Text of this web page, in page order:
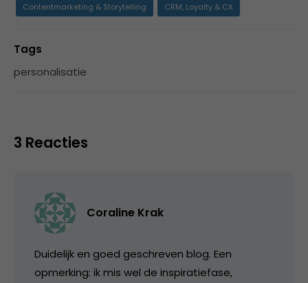
Contentmarketing & Storytelling CRM, Loyalty & CX
Tags
personalisatie
3 Reacties
Coraline Krak
Duidelijk en goed geschreven blog. Een
opmerking: ik mis wel de inspiratiefase,